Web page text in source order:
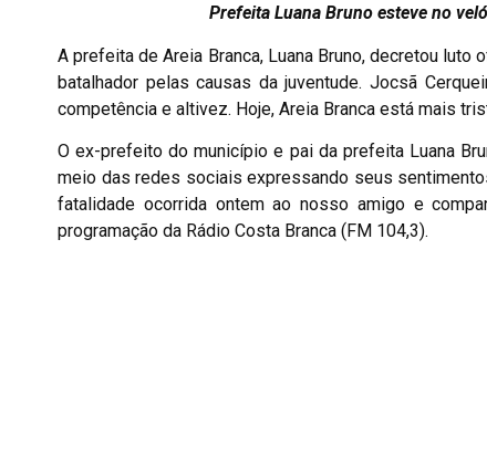
Prefeita Luana Bruno esteve no
A prefeita de Areia Branca, Luana Bruno, decretou
batalhador pelas causas da juventude. Jocsã
competência e altivez. Hoje, Areia Branca está mais
O ex-prefeito do município e pai da prefeita Luana
meio das redes sociais expressando seus
fatalidade ocorrida ontem ao nosso amigo e
programação da Rádio Costa Branca (FM 104,3).